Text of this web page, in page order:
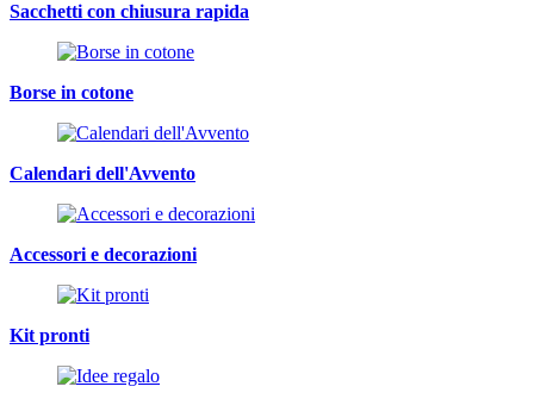
Sacchetti con chiusura rapida
Borse in cotone
Calendari dell'Avvento
Accessori e decorazioni
Kit pronti